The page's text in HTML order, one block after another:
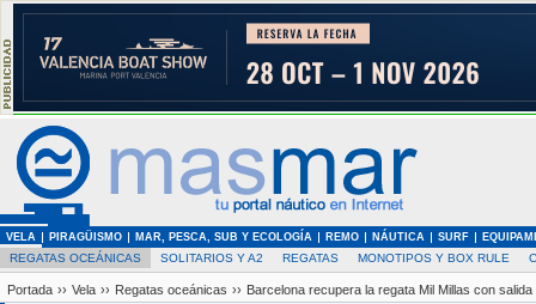
VELA PIRAGÜISMO MAR, PESCA, SUB Y ECOLOGÍA REMO NÁUTICA SURF
REGATAS OCEÁNICAS SOLITARIOS Y A2 REGATAS MONOTIPOS Y BOX RULE
Portada ›› Vela ›› Regatas oceánicas ›› Barcelona recupera la regata Mil Millas con